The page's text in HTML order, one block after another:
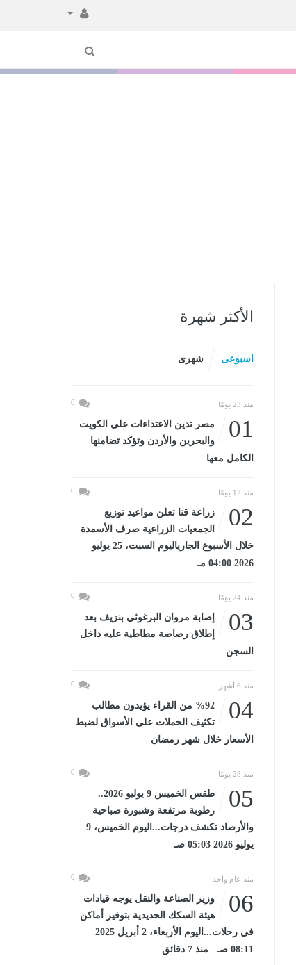
الأكثر شهرة
اسبوعى شهرى
منذ 23 يومًا 0
01
مصر تدين الاعتداءات على الكويت
والبحرين والأردن وتؤكد تضامنها
الكامل معها
منذ 12 يومًا 0
02
زراعة قنا تعلن مواعيد توزيع
الجمعيات الزراعية صرف الأسمدة
خلال الأسبوع الجارياليوم السبت، 25 يوليو
2026 04:00 مـ
منذ 24 يومًا 0
03
إصابة مروان البرغوثي بنزيف بعد
إطلاق رصاصة مطاطية عليه داخل
السجن
منذ 6 أشهر 0
04
%92 من القراء يؤيدون مطالب
تكثيف الحملات على الأسواق لضبط
الأسعار خلال شهر رمضان
منذ 28 يومًا 0
05
طقس الخميس 9 يوليو 2026..
رطوبة مرتفعة وشبورة صباحية
والأرصاد تكشف درجات...اليوم الخميس، 9
يوليو 2026 05:03 صـ
منذ عام واحد 0
06
وزير الصناعة والنقل يوجه قيادات
هيئة السكك الحديدية بتوفير أماكن
في رحلات...اليوم الأربعاء، 2 أبريل 2025
08:11 صـ منذ 7 دقائق